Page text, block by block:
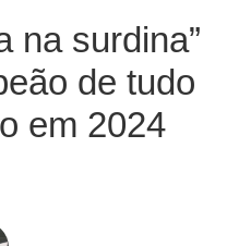
na surdina”
de tudo
em 2024